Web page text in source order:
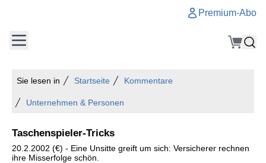
Premium-Abo
Sie lesen in Startseite Kommentare
Unternehmen & Personen
Taschenspieler-Tricks
20.2.2002 (€) - Eine Unsitte greift um sich: Versicherer rechnen
ihre Misserfolge schön.